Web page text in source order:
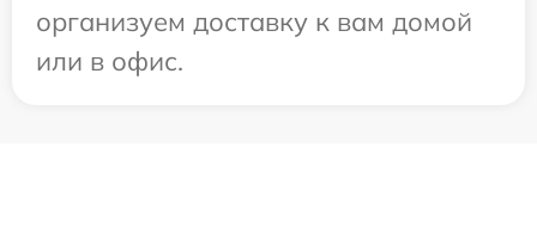
организуем доставку к вам домой
или в офис.